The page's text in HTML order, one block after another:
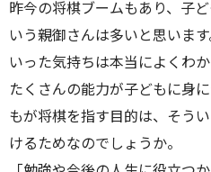
昨今の将棋ブームもあり、子
いう親御さんは多いと思いま
いった気持ちは本当によくわ
たくさんの能力が子どもに身
もが将棋を指す目的は、そう
けるためなのでしょうか。